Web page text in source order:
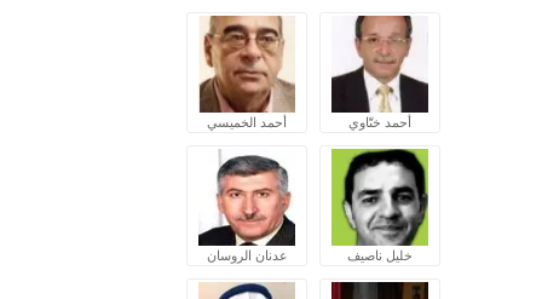
أحمد ختّاوي أحمد الخميسي
خليل ناصيف عدنان الروسان